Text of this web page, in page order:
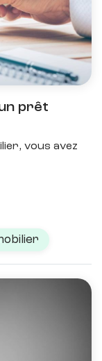
prêt
vous avez